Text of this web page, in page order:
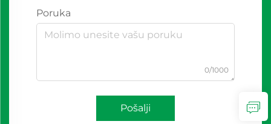
Poruka
0/1000
Pošalji